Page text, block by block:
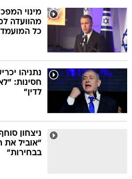
מינוי
מהוועדה
כל
נתניהו
חסינות:
לדין"
ניצחון
"אוביל את
בבחירות"